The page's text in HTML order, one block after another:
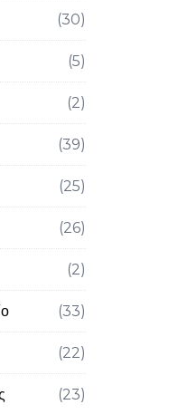
(30)
(5)
(2)
(39)
(25)
(26)
(2)
(33)
(22)
(23)